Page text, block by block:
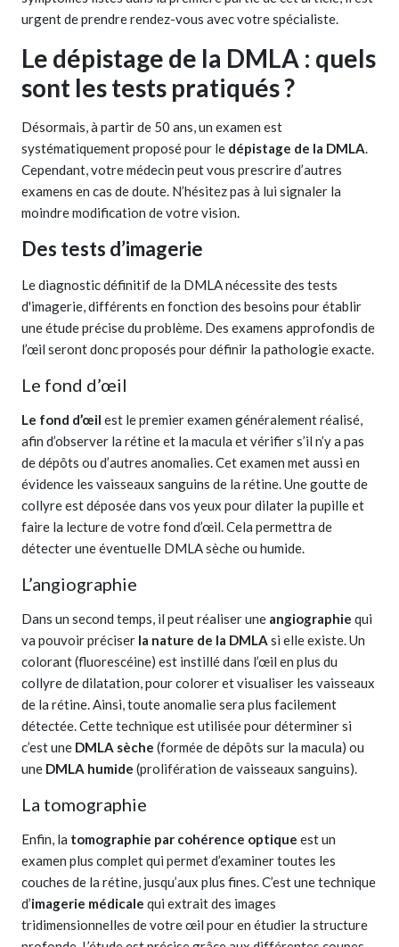
urgent de prendre rendez-vous avec votre spécialiste.
Le dépistage de la DMLA : quels
sont les tests pratiqués ?
Désormais, à partir de 50 ans, un examen est
systématiquement proposé pour le dépistage de la DMLA.
Cependant, votre médecin peut vous prescrire d’autres
examens en cas de doute. N’hésitez pas à lui signaler la
moindre modification de votre vision.
Des tests d’imagerie
Le diagnostic définitif de la DMLA nécessite des tests
d'imagerie, différents en fonction des besoins pour établir
une étude précise du problème. Des examens approfondis de
l’œil seront donc proposés pour définir la pathologie exacte.
Le fond d’œil
Le fond d’œil est le premier examen généralement réalisé,
afin d’observer la rétine et la macula et vérifier s’il n’y a pas
de dépôts ou d’autres anomalies. Cet examen met aussi en
évidence les vaisseaux sanguins de la rétine. Une goutte de
collyre est déposée dans vos yeux pour dilater la pupille et
faire la lecture de votre fond d’œil. Cela permettra de
détecter une éventuelle DMLA sèche ou humide.
L’angiographie
Dans un second temps, il peut réaliser une angiographie qui
va pouvoir préciser la nature de la DMLA si elle existe. Un
colorant (fluorescéine) est instillé dans l’œil en plus du
collyre de dilatation, pour colorer et visualiser les vaisseaux
de la rétine. Ainsi, toute anomalie sera plus facilement
détectée. Cette technique est utilisée pour déterminer si
c’est une DMLA sèche (formée de dépôts sur la macula) ou
une DMLA humide (prolifération de vaisseaux sanguins).
La tomographie
Enfin, la tomographie par cohérence optique est un
examen plus complet qui permet d’examiner toutes les
couches de la rétine, jusqu’aux plus fines. C’est une technique
d’imagerie médicale qui extrait des images
tridimensionnelles de votre œil pour en étudier la structure